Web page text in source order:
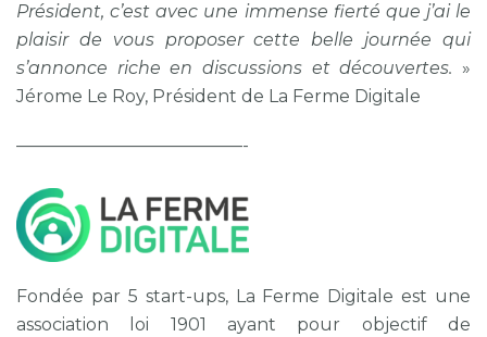
Président, c’est avec une immense fierté que j’ai le
plaisir de vous proposer cette belle journée qui
s’annonce riche en discussions et découvertes. »
Jérome Le Roy, Président de La Ferme Digitale
—————————————-
Fondée par 5 start-ups, La Ferme Digitale est une
association loi 1901 ayant pour objectif de